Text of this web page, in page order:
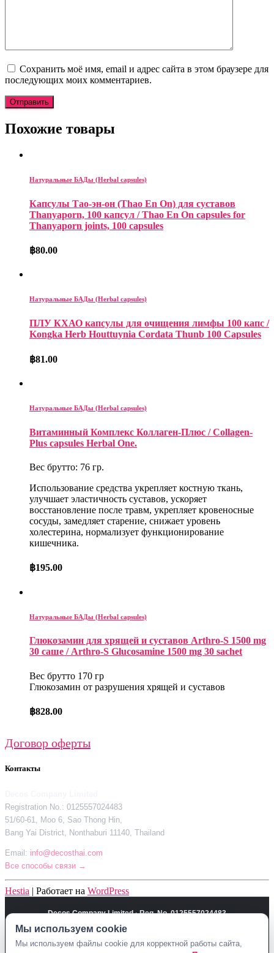
Сохранить моё имя, email и адрес сайта в этом браузере для
последующих моих комментариев.
Похожие товары
Натуральные БАДы (Herbal capsules)
Капсулы Тао-эн-он (Thao En On) для суставов
Thanyaporn, 100 капсул / Thao En On capsules for
Thanyaporn joints, 100 capsules
฿80.00
Натуральные БАДы (Herbal capsules)
ПЛУ КХАО капсулы для очищения лимфы 100 капс /
Kongka Herb Houttuynia Cordata Thunb 100 Capsules
฿81.00
Натуральные БАДы (Herbal capsules)
Витаминный Комплекс Коллаген-Плюс / Collagen-
Plus capsules Herbal One.
Вес брутто: 76 гр.
Использование средства укрепляет костную ткань,
улучшает эластичность суставов, ускоряет
восстановление после травм, укрепляет кровеносные
сосуды, замедляет старение, снижает уровень
холестерина, нормализует функционирование
кишечника.
฿195.00
Натуральные БАДы (Herbal capsules)
Глюкозамин для хрящей и суставов Arthro-S 1500 mg
30 саше / Arthro-S Glucosamine 1500 mg 30 sachet
Вес брутто 170 гр
Глюкозамин от разрушения хрящей и суставов
฿828.00
Договор оферты
Контакты
Registration No.: 0125557024483
51/60-61, Moo 6, Sao Thong Hin,
Bang Yai District, Nonthaburi 11140, Thailand
Email: info@decosthai.com
Все способы связи →
Hestia | Работает на WordPress
Decos Company Limited · Reg. No. 0125557024483
51/60-61, Moo 6, Sao Thong Hin, Bang Yai District, Nonthaburi 11140,
Thailand
Мы используем cookie
Мы используем файлы cookie для корректной работы сайта,